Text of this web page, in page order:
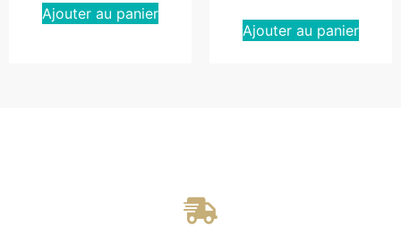
Ajouter au panier
Ajouter au panier